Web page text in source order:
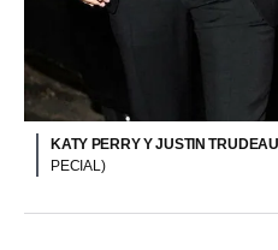
KATY PERRY Y JUSTIN
PECIAL)